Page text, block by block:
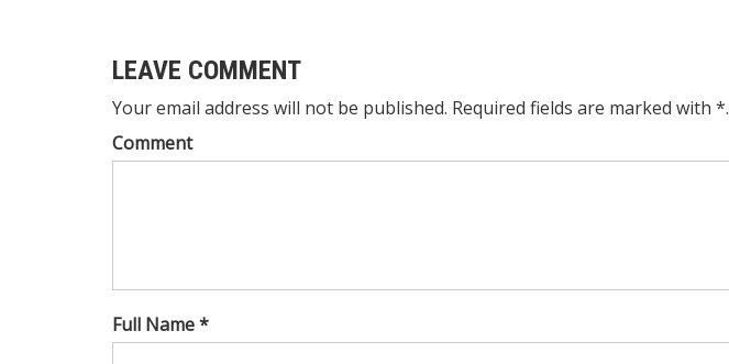
LEAVE COMMENT
Your email address will not be published. Required fields are marked with *.
Comment
Full Name *